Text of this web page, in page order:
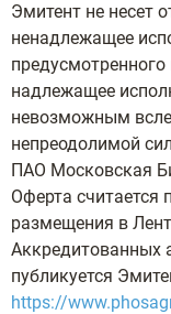
Эмитент не несет
ненадлежащее
надлежащее
невозможным
непреодолимой
ПАО Московская
Оферта считается
размещения в
Аккредитованных
публикуется
https://